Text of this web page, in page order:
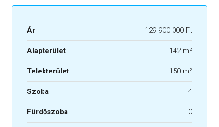
Ár 129 900 000 Ft
Alapterület 142 m²
Telekterület 150 m²
Szoba 4
Fürdőszoba 0